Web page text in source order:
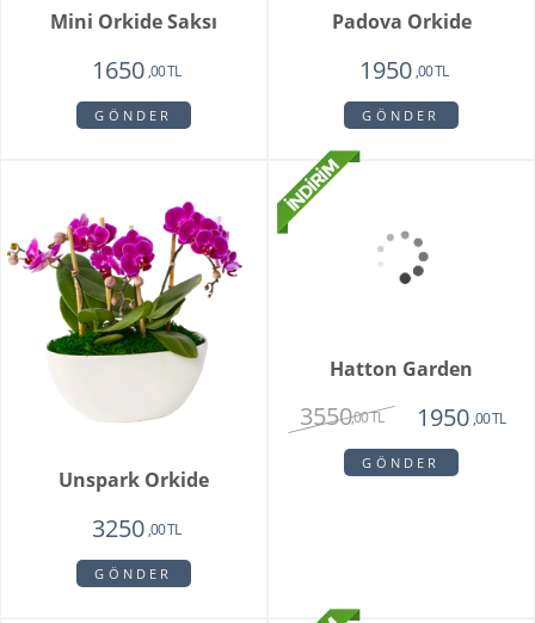
Mini Orkide Saksı
1650 ,00 TL
GÖNDER
Padova Orkide
1950 ,00 TL
GÖNDER
Unspark Orkide
3250 ,00 TL
GÖNDER
Hatton Garden